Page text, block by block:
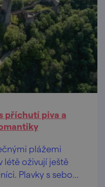
příchutí piva a
plážemi
létě oživují ještě
Plavky s sebou,